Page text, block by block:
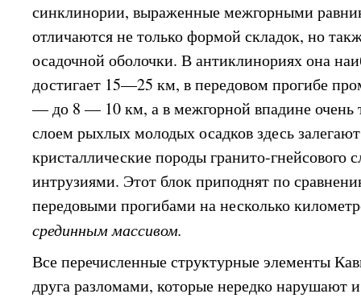
синклинории, выраженные межгорными
отличаются не только формой складок, но
осадочной оболочки. В антиклинориях она
достигает 15—25 км, в передовом прогибе
— до 8 — 10 км, а в межгорной впадине
слоем рыхлых молодых осадков здесь
кристаллические породы гранито-гнейсового
интрузиями. Этот блок приподнят по
передовыми прогибами на несколько
срединным массивом.
Все перечисленные структурные элементы
друга разломами, которые нередко нарушают